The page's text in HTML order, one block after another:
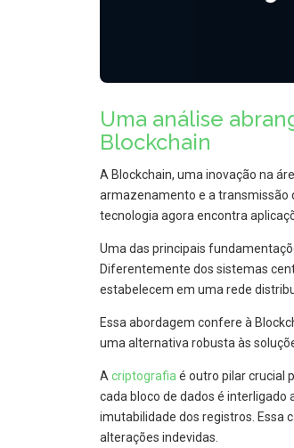
Uma análise
Blockchain
A Blockchain, uma inovação na
armazenamento e a transmissão
tecnologia agora encontra
Uma das principais
Diferentemente dos sistemas
estabelecem em uma rede
Essa abordagem confere à
uma alternativa robusta às
Acriptografiaé outro pilar crucial
cada bloco de dados é
imutabilidade dos registros. Essa
alterações indevidas.